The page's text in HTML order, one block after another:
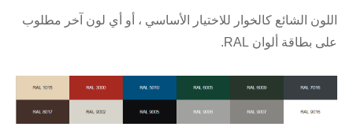
اللون الشائع كالخوار للاختيار الأساسي ، أو أي لون آخر مطلوب
على بطاقة ألوان RAL.